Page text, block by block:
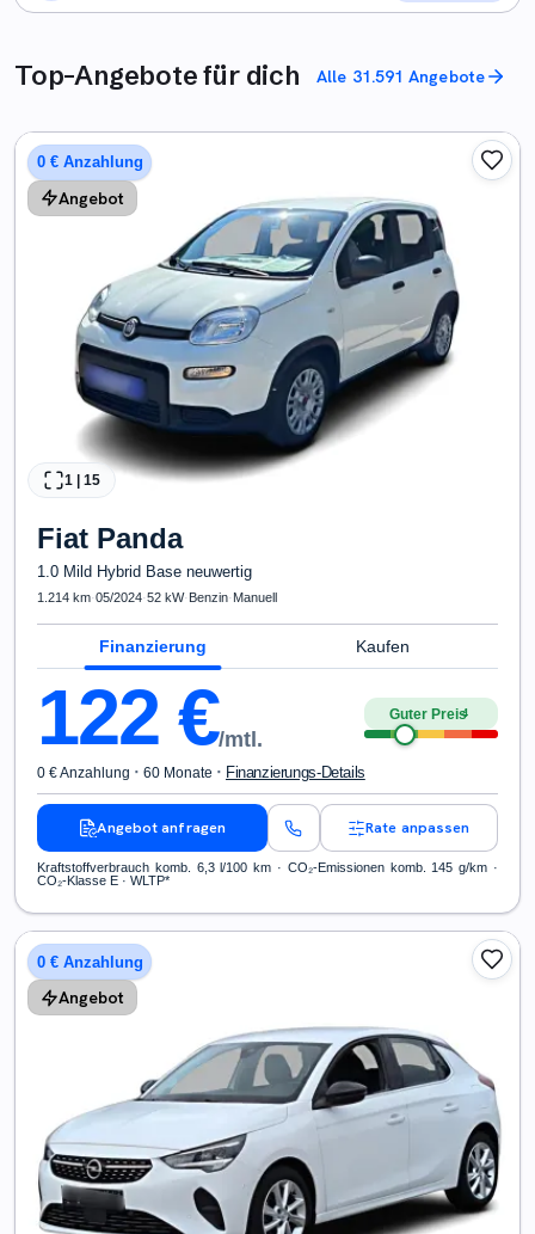
Top-Angebote für dich Alle 31.591 Angebote
0 € Anzahlung
Angebot
1 | 15
Fiat Panda
1.0 Mild Hybrid Base neuwertig
1.214 km·05/2024·52 kW· Benzin· Manuell
Finanzierung Kaufen
122 €/mtl.
Guter Preis4
0 € Anzahlung · 60 Monate · Finanzierungs-Details
Angebot anfragen Rate anpassen
Kraftstoffverbrauch komb. 6,3 l/100 km · CO₂-Emissionen komb. 145 g/km ·
CO₂-Klasse E · WLTP*
0 € Anzahlung
Angebot